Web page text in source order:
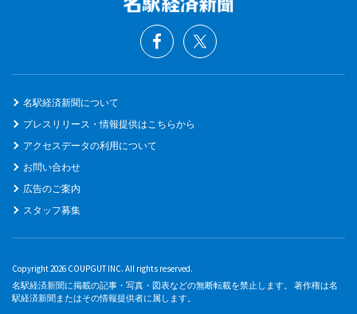
名駅経済新聞について
プレスリリース・情報提供はこちらから
アクセスデータの利用について
お問い合わせ
広告のご案内
スタッフ募集
Copyright 2026 COUPGUT INC. All rights reserved.
名駅経済新聞に掲載の記事・写真・図表などの無断転載を禁止します。 著作権は名
駅経済新聞またはその情報提供者に属します。